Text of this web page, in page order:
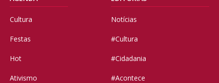
Cultura
Festas
Hot
Ativismo
Notícias
#Cultura
#Cidadania
#Acontece